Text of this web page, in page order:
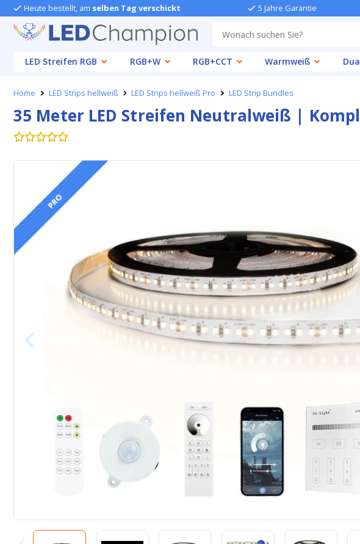
Heute bestellt, am selben Tag verschickt 5 Jahre Garantie
LED Streifen RGB
RGB+W RGB+CCT Warmweiß
Home LED Strips hellweiß LED Strips hellweiß Pro LED Strip Bundles
35 Meter LED Streifen Neutralweiß |
PRO